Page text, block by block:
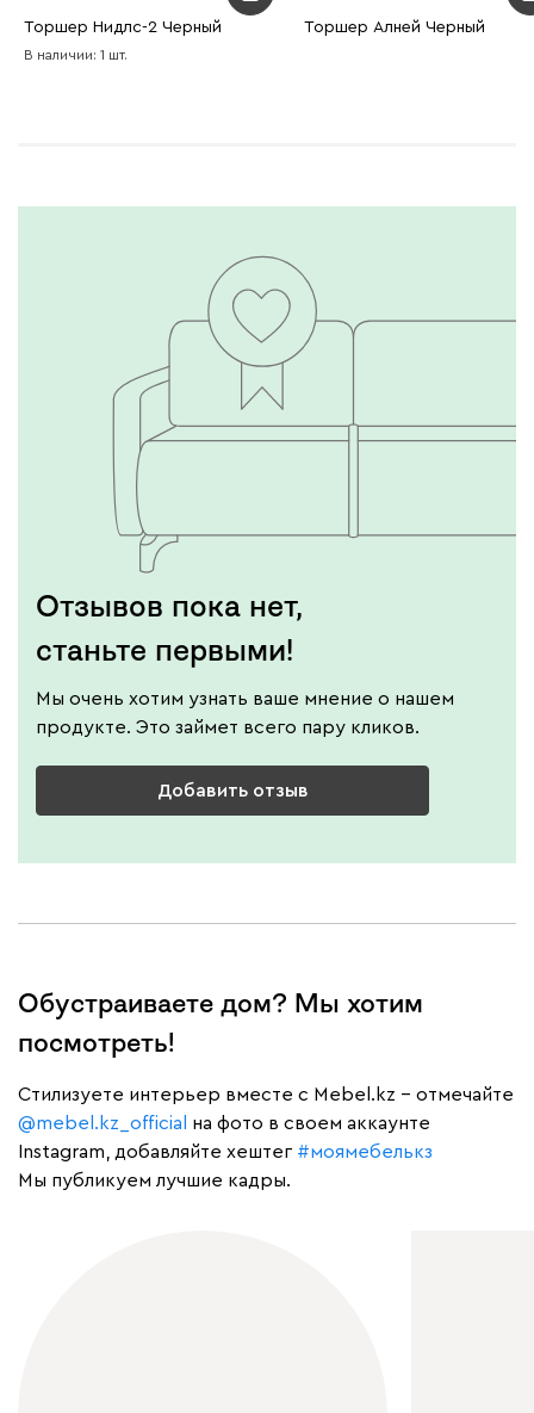
Торшер Нидлс-2 Черный
В наличии: 1 шт.
Торшер Алней Черный
Отзывов пока нет,
станьте первыми!
Мы очень хотим узнать ваше мнение о нашем
продукте. Это займет всего пару кликов.
Добавить отзыв
Обустраиваете дом? Мы хотим
посмотреть!
Cтилизуете интерьер вместе с Mebel.kz – отмечайте
@mebel.kz_official
на фото в своем аккаунте
Instagram, добавляйте хештег #моямебелькз
Мы публикуем лучшие кадры.